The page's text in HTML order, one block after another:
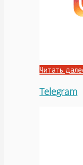
Читать
Telegram